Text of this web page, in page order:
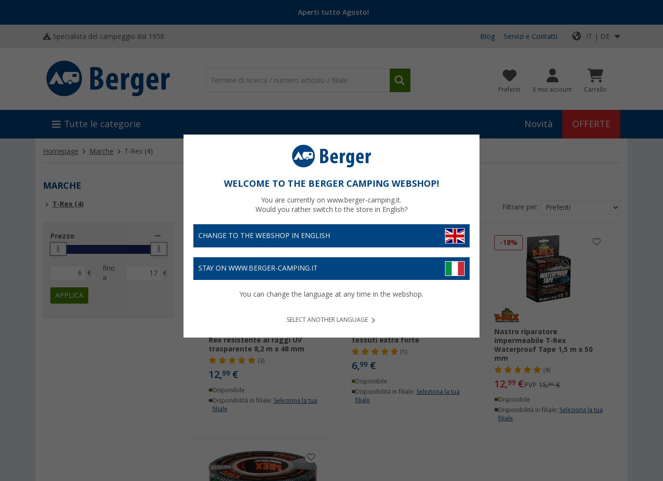
Aperti tutto Agosto!
Specialista del campeggio dal 1958 Blog Servizi e Contatti IT | DE
Preferiti Il mio account Carrello
Tutte le categorie Novità OFFERTE
Homepage Marche T-Rex (4)
MARCHE
T-Rex (4)
Prezzo
€
fino
a
€
APPLICA
Filtrare per:
Rex resistente ai raggi UV
trasparente 8,2 m x 48 mm
(3)
12,99 €
Disponibile
Disponibilità in filiale: Seleziona la tua
filiale
tessuti extra forte
(1)
6,99€
Disponibile
Disponibilità in filiale: Seleziona la tua
filiale
-18%
Nastro riparatore
impermeabile T-Rex
Waterproof Tape 1,5 m x 50
mm
(4)
12,99 €PVP15,99€
Disponibile
Disponibilità in filiale: Seleziona la tua
filiale
WELCOME TO THE BERGER CAMPING WEBSHOP!
You are currently on www.berger-camping.it.
Would you rather switch to the store in English?
CHANGE TO THE WEBSHOP IN ENGLISH
STAY ON WWW.BERGER-CAMPING.IT
You can change the language at any time in the webshop.
SELECT ANOTHER LANGUAGE